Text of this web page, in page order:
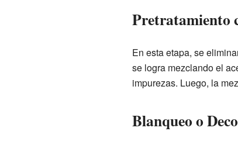
Pretratamiento
En esta etapa, se
se logra mezclando el
impurezas. Luego, la
Blanqueo o